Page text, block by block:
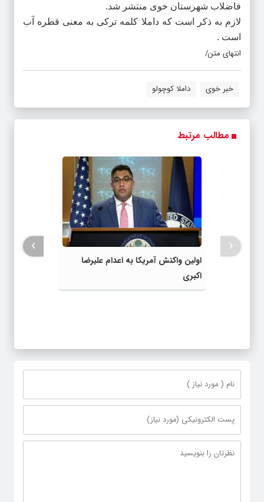
فاضلاب شهرستان خوی منتشر شد.
لازم به ذکر است که داملا کلمه ترکی به معنی قطره آب
است .
انتهای متن/
خبر خوی داملا کوچولو
مطالب مرتبط
اولین واکنش آمریکا به اعدام علیرضا
اکبری
‹
›